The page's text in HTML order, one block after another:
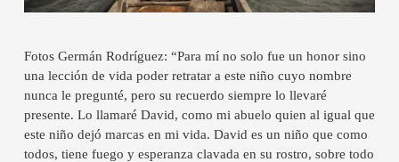
Fotos Germán Rodríguez: “Para mí no solo fue un honor sino
una lección de vida poder retratar a este niño cuyo nombre
nunca le pregunté, pero su recuerdo siempre lo llevaré
presente. Lo llamaré David, como mi abuelo quien al igual que
este niño dejó marcas en mi vida. David es un niño que como
todos, tiene fuego y esperanza clavada en su rostro, sobre todo